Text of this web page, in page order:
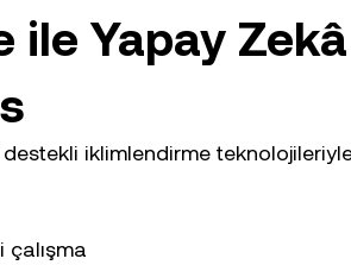
ile Yapay
iklimlendirme